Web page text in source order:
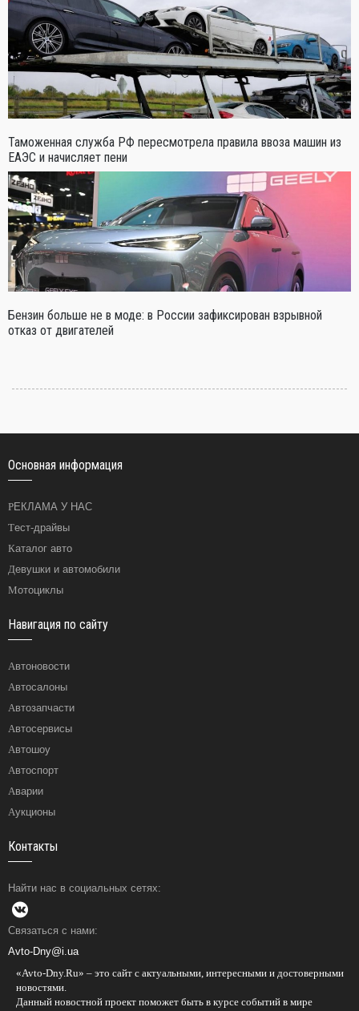
Таможенная служба РФ пересмотрела правила ввоза машин из
ЕАЭС и начисляет пени
Бензин больше не в моде: в России зафиксирован взрывной
отказ от двигателей
Основная информация
РЕКЛАМА У НАС
Тест-драйвы
Каталог авто
Девушки и автомобили
Мотоциклы
Навигация по сайту
Автоновости
Автосалоны
Автозапчасти
Автосервисы
Автошоу
Автоспорт
Аварии
Аукционы
Контакты
Найти нас в социальных сетях:
Связаться с нами:
Avto-Dny@i.ua
«Avto-Dny.Ru» – это сайт с актуальными, интересными и достоверными
новостями.
Данный новостной проект поможет быть в курсе событий в мире